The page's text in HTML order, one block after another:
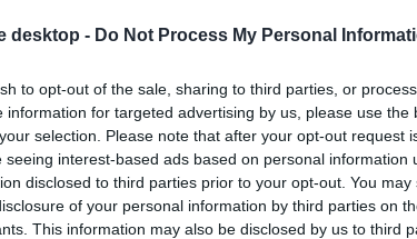
desktop - Do Not Process My Personal
to opt-out of the sale, sharing to third parties, or
information for targeted advertising by us, please use the
selection. Please note that after your opt-out request
seeing interest-based ads based on personal information
disclosed to third parties prior to your opt-out. You
of your personal information by third parties on
This information may also be disclosed by us to third
egyedüli magyar intézményként a 121. helyen
202. után), a klinikai orvostudomány (198. hely
terén pedig a 218. helyen áll a Semmelweis
fel hírlevelünkre
főiskolai és a középiskolai felvételiről, ha
a feliratkozás gombra.